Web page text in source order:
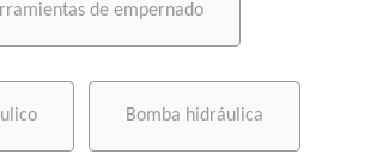
de empernado
Bomba hidráulica